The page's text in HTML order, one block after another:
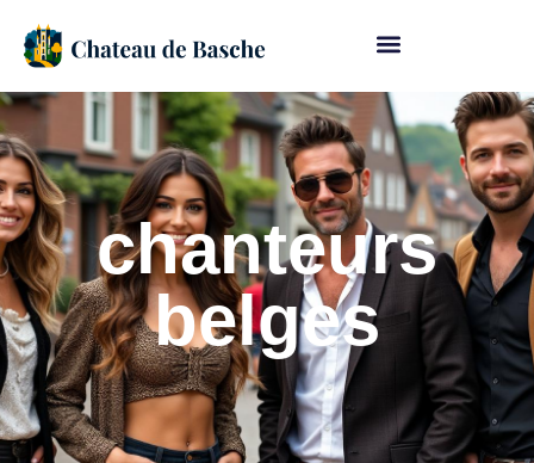
chanteurs
belges